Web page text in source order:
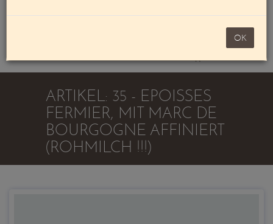
noch 100,00 €
Warenkorb
OK
ARTIKEL: 35 - EPOISSES
FERMIER, MIT MARC DE
BOURGOGNE AFFINIERT
(ROHMILCH !!!)